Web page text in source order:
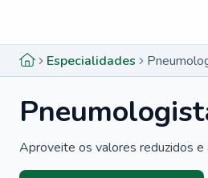
Especialidades
Aproveite os valores reduzidos e